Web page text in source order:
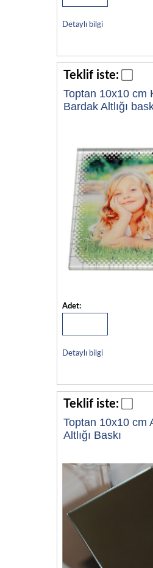
Detaylı bilgi
Teklif iste:
Toptan 10x10 cm
Bardak Altlığı
Adet:
Detaylı bilgi
Teklif iste:
Toptan 10x10 cm
Altlığı Baskı